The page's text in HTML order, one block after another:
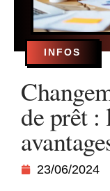
INFOS
de prêt :
23/06/2024